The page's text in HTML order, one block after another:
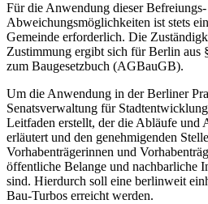
Für die Anwendung dieser
Abweichungsmöglichkeiten ist stets
Gemeinde erforderlich. Die
Zustimmung ergibt sich für Berlin aus
zum Baugesetzbuch (AGBauGB).
Um die Anwendung in der Berliner
Senatsverwaltung für
Leitfaden erstellt, der die Abläufe und
erläutert und den genehmigenden
Vorhabenträgerinnen und
öffentliche Belange und nachbarliche
sind. Hierdurch soll eine berlinweit
Bau-Turbos erreicht werden.